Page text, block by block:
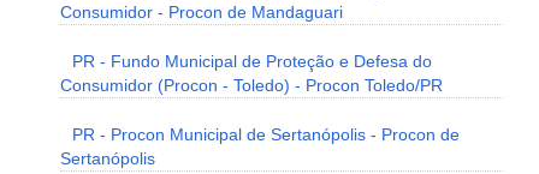
Consumidor - Procon de Mandaguari
PR - Fundo Municipal de Proteção e Defesa do
Consumidor (Procon - Toledo) - Procon Toledo/PR
PR - Procon Municipal de Sertanópolis - Procon de
Sertanópolis